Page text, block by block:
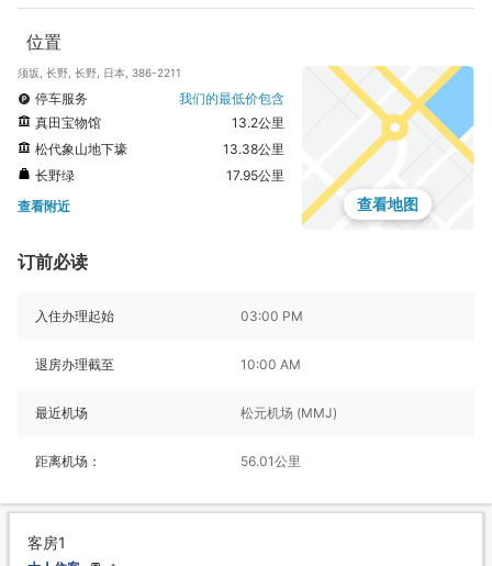
位置
须坂, 长野, 长野, 日本, 386-2211
停车服务
我们的最低价包含
真田宝物馆
13.2公里
松代象山地下壕
13.38公里
长野绿
17.95公里
查看附近
查看地图
订前必读
入住办理起始 03:00 PM
退房办理截至 10:00 AM
最近机场 松元机场 (MMJ)
距离机场： 56.01公里
客房1